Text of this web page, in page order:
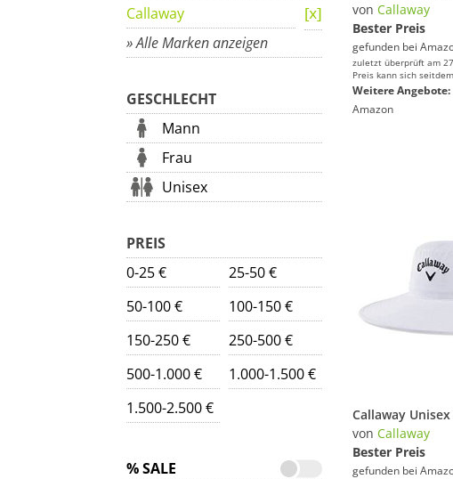
Callaway
» Alle Marken anzeigen
GESCHLECHT
Mann
Frau
Unisex
PREIS
0-25 €
25-50 €
50-100 €
100-150 €
150-250 €
250-500 €
500-1.000 €
1.000-1.500 €
1.500-2.500 €
% SALE
von Callaway
Bester Preis
gefunden bei
zuletzt überprüft am
Preis kann sich
Weitere Angebote:
Amazon
von Callaway
Bester Preis
gefunden bei